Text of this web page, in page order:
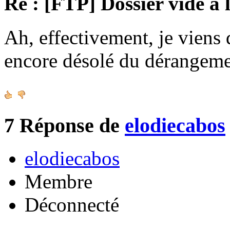
Ah, effectivement, je
encore désolé du
7 Réponse de elodiecabos
elodiecabos
Membre
Déconnecté